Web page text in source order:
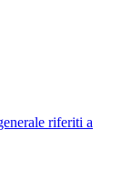
riferiti a